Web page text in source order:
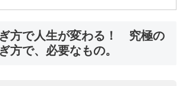
方で人生が変わる！ 究極の
方で、必要なもの。